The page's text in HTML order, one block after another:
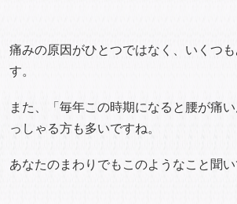
痛みの原因がひとつではなく、いくつ
す。
また、「毎年この時期になると腰が痛
っしゃる方も多いですね。
あなたのまわりでもこのようなこと聞